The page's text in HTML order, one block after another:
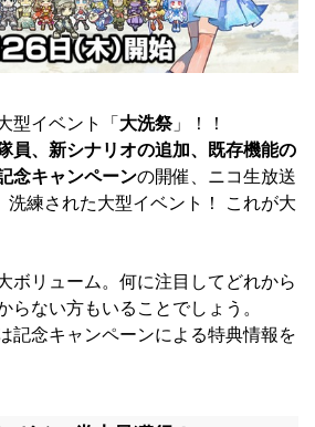
型イベント「大洗祭」！！
員、新シナリオの追加、既存機能の
念キャンペーンの開催、ニコ生放送
洗練された大型イベント！ これが大
ボリューム。何に注目してどれから
ない方もいることでしょう。
記念キャンペーンによる特典情報を